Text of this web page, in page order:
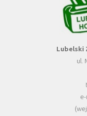
Lubelski
ul.